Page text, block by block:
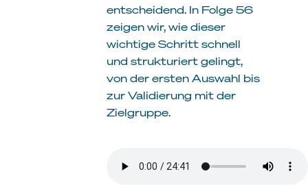
entscheidend. In Folge 56
zeigen wir, wie dieser
wichtige Schritt schnell
und strukturiert gelingt,
von der ersten Auswahl bis
zur Validierung mit der
Zielgruppe.